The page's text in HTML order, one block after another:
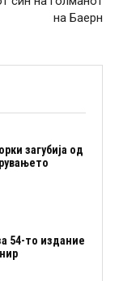
на Баерн
загубија од
54-то издание